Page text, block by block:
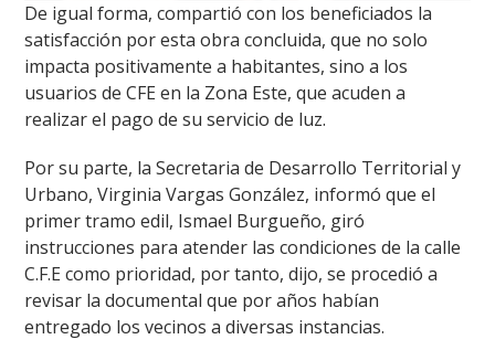
De igual forma, compartió con los beneficiados la
satisfacción por esta obra concluida, que no solo
impacta positivamente a habitantes, sino a los
usuarios de CFE en la Zona Este, que acuden a
realizar el pago de su servicio de luz.
Por su parte, la Secretaria de Desarrollo Territorial y
Urbano, Virginia Vargas González, informó que el
primer tramo edil, Ismael Burgueño, giró
instrucciones para atender las condiciones de la calle
C.F.E como prioridad, por tanto, dijo, se procedió a
revisar la documental que por años habían
entregado los vecinos a diversas instancias.